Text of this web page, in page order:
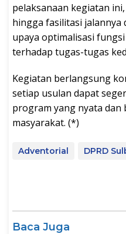
pelaksanaan kegiatan
hingga fasilitasi jalannya
upaya optimalisasi
terhadap tugas-tugas
Kegiatan berlangsung
setiap usulan dapat
program yang nyata dan
masyarakat. (*)
Adventorial DPRD
Baca Juga